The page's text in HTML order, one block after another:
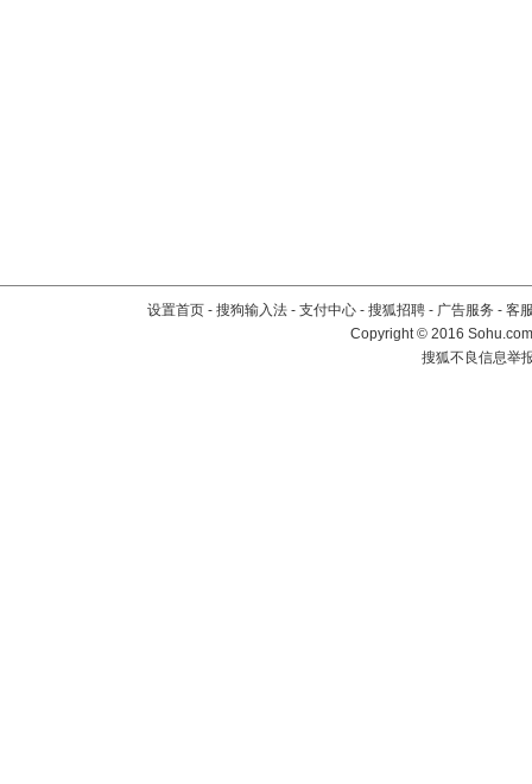
设置首页 - 搜狗输入法 - 支付中心 - 搜狐招聘 - 广告服务 - 客
Copyright©2016
搜狐不良信息举